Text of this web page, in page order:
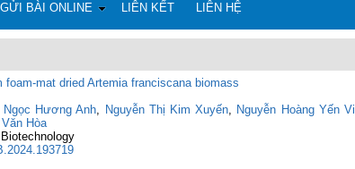
GỬI BÀI ONLINE LIÊN KẾT LIÊN HỆ
foam-mat dried Artemia franciscana biomass
Ngọc Hương Anh, Nguyễn Thị Kim Xuyến, Nguyễn Hoàng Yến Vi
Hòa